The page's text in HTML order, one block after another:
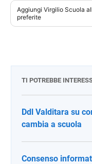
Aggiungi Virgilio Scuola
preferite
TI POTREBBE
Ddl Valditara su
cambia a scuola
Consenso